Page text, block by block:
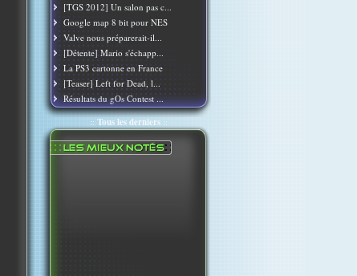
[TGS 2012] Un salon pas c...
Google map 8 bit pour NES
Valve nous préparerait-il...
[Détente] Mario s'échapp...
La PS3 cartonne en France
[Teaser] Left for Dead, l...
Résultats du gOs Contest ...
:: Tous les derniers::